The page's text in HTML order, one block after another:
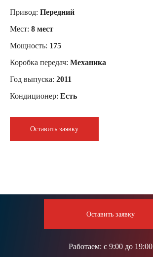
Привод: Передний
Мест: 8 мест
Мощность: 175
Коробка передач: Механика
Год выпуска: 2011
Кондиционер: Есть
Оставить заявку
Работаем: с 9:00 до 19:00
Оставить заявку